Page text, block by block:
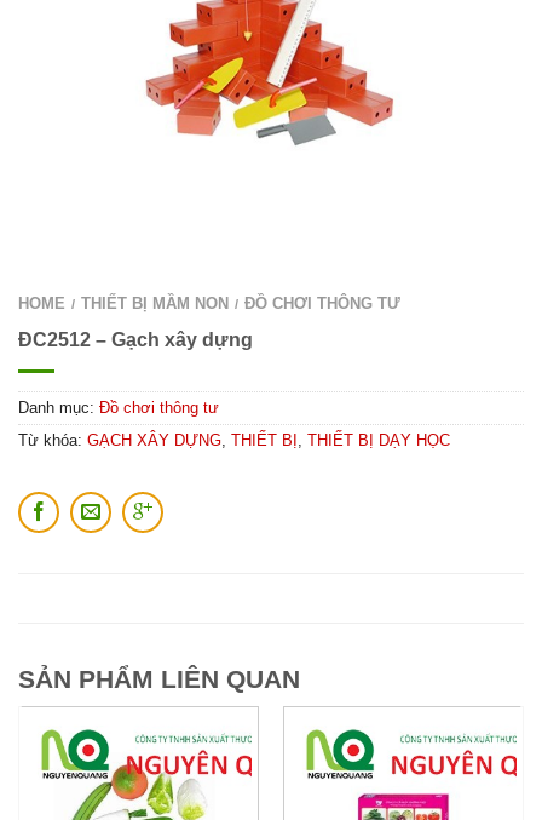
HOME / THIẾT BỊ MẦM NON / ĐỒ CHƠI THÔNG TƯ
ĐC2512 – Gạch xây dựng
Danh mục: Đồ chơi thông tư
Từ khóa: GẠCH XÂY DỰNG THIẾT BỊ THIẾT BỊ DẠY HỌC
SẢN PHẨM LIÊN QUAN